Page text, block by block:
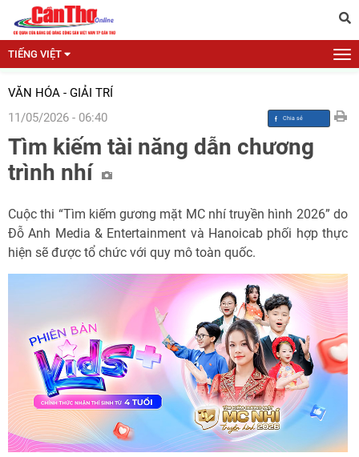
TIẾNG VIỆT
VĂN HÓA - GIẢI TRÍ
11/05/2026 - 06:40
Tìm kiếm tài năng dẫn chương
trình nhí
Cuộc thi “Tìm kiếm gương mặt MC nhí truyền hình 2026” do
Đỗ Anh Media & Entertainment và Hanoicab phối hợp thực
hiện sẽ được tổ chức với quy mô toàn quốc.